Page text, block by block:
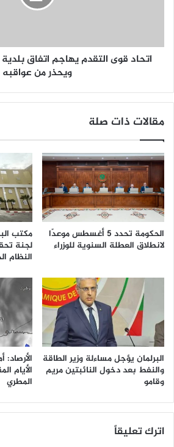
اتحاد قوى التقدم يهاجم اتفاق
ويحذر من عواقبه
مقالات ذات صلة
الحكومة تحدد 5 أغسطس موعدًا
لانطلاق العطلة السنوية للوزراء
مكتب
لجنة
النظام
البرلمان يؤجل مساءلة وزير الطاقة
والنفط بعد دخول النائبتين مريم
وقامو
الأيام
المطري
اترك تعليقاً